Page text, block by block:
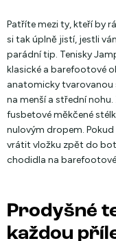
Patříte mezi ty, kteří by
si tak úplně jistí, jestli
parádní tip. Tenisky
klasické a barefootové
anatomicky tvarovanou
na menší a střední
fusbetové měkčené
nulovým dropem.
vrátit vložku zpět do
chodidla na
Prodyšné
každou